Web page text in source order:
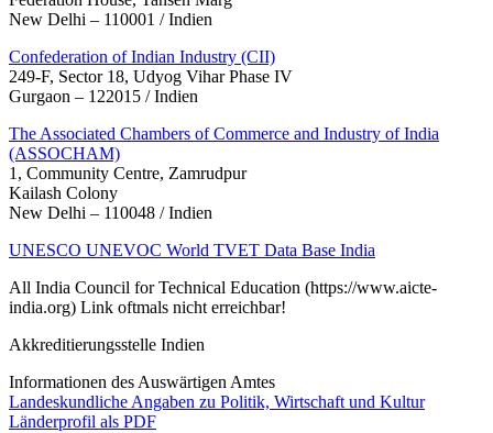
New Delhi – 110001 / Indien
Confederation of Indian Industry (CII)
249-F, Sector 18, Udyog Vihar Phase IV
Gurgaon – 122015 / Indien
The Associated Chambers of Commerce and Industry of India
(ASSOCHAM)
1, Community Centre, Zamrudpur
Kailash Colony
New Delhi – 110048 / Indien
UNESCO UNEVOC World TVET Data Base India
All India Council for Technical Education (https://www.aicte-
india.org) Link oftmals nicht erreichbar!
Akkreditierungsstelle Indien
Informationen des Auswärtigen Amtes
Landeskundliche Angaben zu Politik, Wirtschaft und Kultur
Länderprofil als PDF